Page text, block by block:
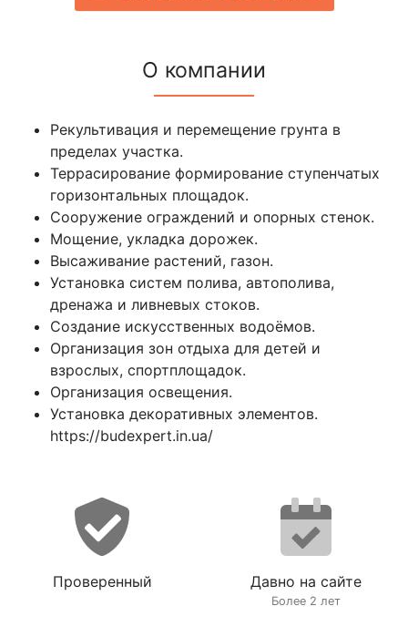
О компании
Рекультивация и перемещение грунта в
пределах участка.
Террасирование формирование ступенчатых
горизонтальных площадок.
Сооружение ограждений и опорных стенок.
Мощение, укладка дорожек.
Высаживание растений, газон.
Установка систем полива, автополива,
дренажа и ливневых стоков.
Создание искусственных водоёмов.
Организация зон отдыха для детей и
взрослых, спортплощадок.
Организация освещения.
Установка декоративных элементов.
https://budexpert.in.ua/
Проверенный Давно на сайте
Более 2 лет